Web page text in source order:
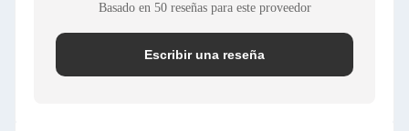
Basado en 50 reseñas para este proveedor
Escribir una reseña